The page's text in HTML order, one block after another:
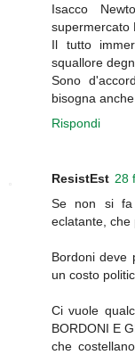
Isacco
supermercato
Il tutto
squallore
Sono
bisogna
Rispondi
ResistEst 28
Se non si fa
eclatante, che
Bordoni deve
un costo
Ci vuole
BORDONI E
che